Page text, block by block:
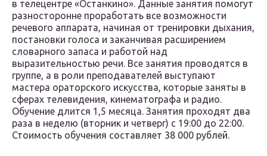
в телецентре «Останкино». Данные занятия помогут
разносторонне проработать все возможности
речевого аппарата, начиная от тренировки дыхания,
постановки голоса и заканчивая расширением
словарного запаса и работой над
выразительностью речи. Все занятия проводятся в
группе, а в роли преподавателей выступают
мастера ораторского искусства, которые заняты в
сферах телевидения, кинематографа и радио.
Обучение длится 1,5 месяца. Занятия проходят два
раза в неделю (вторник и четверг) с 19:00 до 22:00.
Стоимость обучения составляет 38 000 рублей.